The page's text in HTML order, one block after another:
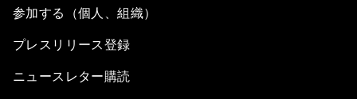
参加する（個人、組織）
プレスリリース登録
ニュースレター購読